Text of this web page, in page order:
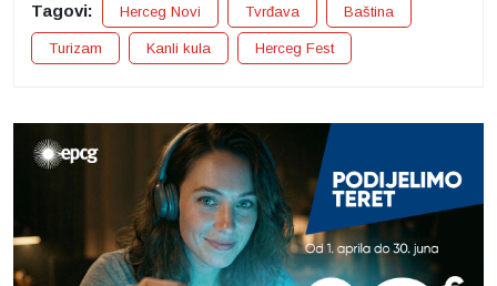
Tagovi: Herceg Novi Tvrđava Baština
Turizam Kanli kula Herceg Fest